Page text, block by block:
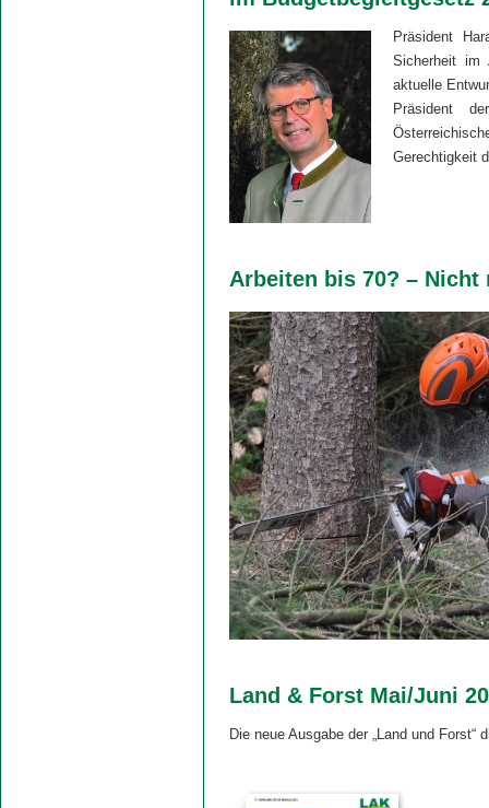
Präsident
Sicherheit im
aktuelle
Präsident
Gerechtigkeit
Arbeiten bis 70? – Nicht
Land & Forst Mai/Juni
Die neue Ausgabe der „Land und